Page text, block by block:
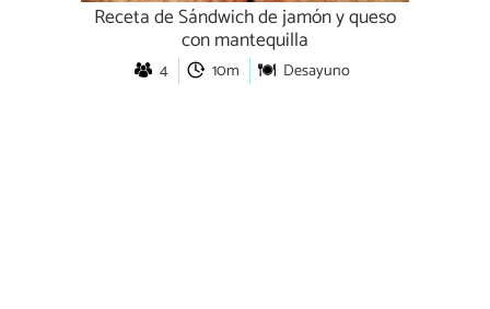
Receta de Sándwich de jamón y queso
con mantequilla
4 10m Desayuno